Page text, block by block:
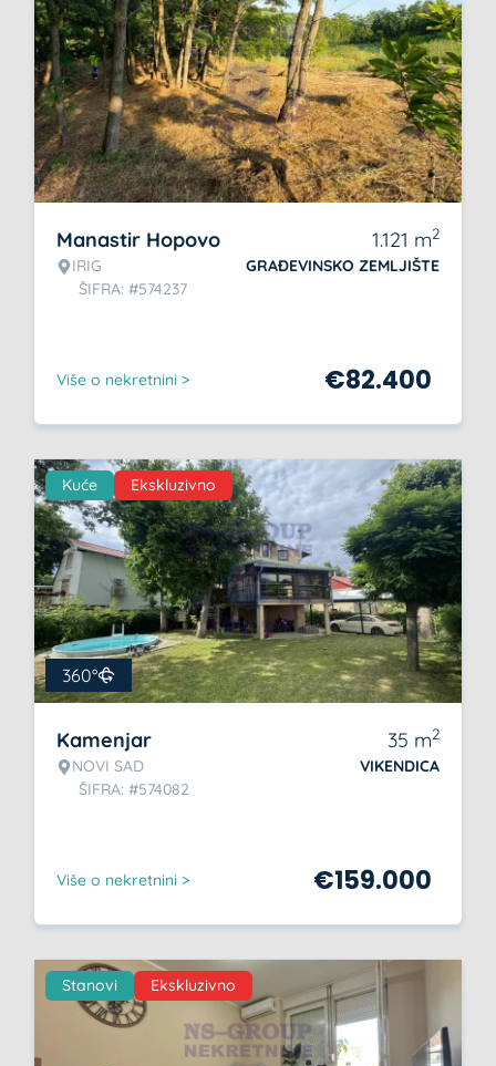
Manastir Hopovo
IRIG
ŠIFRA: #574237
1.121 m2
GRAĐEVINSKO ZEMLJIŠTE
Više o nekretnini > €82.400
Kuće Ekskluzivno
360°
Kamenjar
NOVI SAD
ŠIFRA: #574082
35 m2
VIKENDICA
Više o nekretnini > €159.000
Stanovi Ekskluzivno